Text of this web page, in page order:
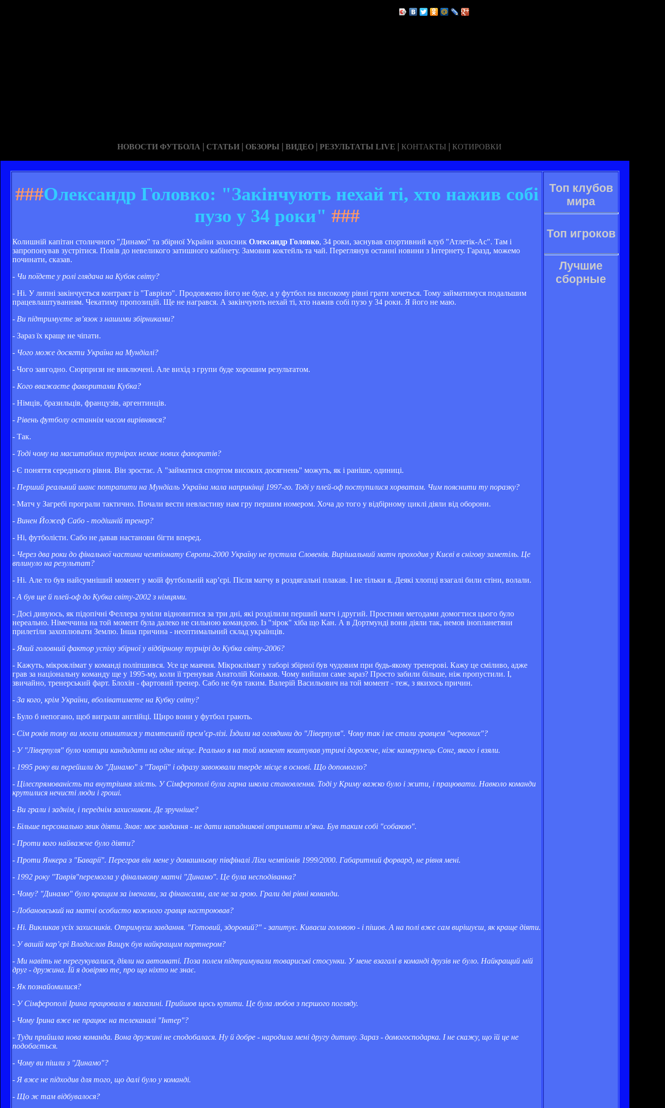
НОВОСТИ ФУТБОЛА | СТАТЬИ | ОБЗОРЫ | ВИДЕО | РЕЗУЛЬТАТЫ LIVE | КОНТАКТЫ | КОТИРОВКИ
###Олександр Головко: "Закінчують нехай ті, хто нажив собі
пузо у 34 роки" ###
Колишній капітан столичного "Динамо" та збірної України захисник Олександр Головко, 34 роки, заснував спортивний клуб "Атлетік-Ас". Там і
запропонував зустрітися. Повів до невеликого затишного кабінету. Замовив коктейль та чай. Переглянув останні новини з Інтернету. Гаразд, можемо
починати, сказав.
- Чи поїдете у ролі глядача на Кубок світу?
- Ні. У липні закінчується контракт із "Таврією". Продовжено його не буде, а у футбол на високому рівні грати хочеться. Тому займатимуся подальшим
працевлаштуванням. Чекатиму пропозицій. Ще не награвся. А закінчують нехай ті, хто нажив собі пузо у 34 роки. Я його не маю.
- Ви підтримуєте зв’язок з нашими збірниками?
- Зараз їх краще не чіпати.
- Чого може досягти Україна на Мундіалі?
- Чого завгодно. Сюрпризи не виключені. Але вихід з групи буде хорошим результатом.
- Кого вважаєте фаворитами Кубка?
- Німців, бразильців, французів, аргентинців.
- Рівень футболу останнім часом вирівнявся?
- Так.
- Тоді чому на масштабних турнірах немає нових фаворитів?
- Є поняття середнього рівня. Він зростає. А "займатися спортом високих досягнень" можуть, як і раніше, одиниці.
- Перший реальний шанс потрапити на Мундіаль Україна мала наприкінці 1997-го. Тоді у плей-оф поступилися хорватам. Чим пояснити ту поразку?
- Матч у Загребі програли тактично. Почали вести невластиву нам гру першим номером. Хоча до того у відбірному циклі діяли від оборони.
- Винен Йожеф Сабо - тодішній тренер?
- Ні, футболісти. Сабо не давав настанови бігти вперед.
- Через два роки до фінальної частини чемпіонату Європи-2000 Україну не пустила Словенія. Вирішальний матч проходив у Києві в снігову заметіль. Це
вплинуло на результат?
- Ні. Але то був найсумніший момент у моїй футбольній кар’єрі. Після матчу в роздягальні плакав. І не тільки я. Деякі хлопці взагалі били стіни, волали.
- А був ще й плей-оф до Кубка світу-2002 з німцями.
- Досі дивуюсь, як підопічні Феллера зуміли відновитися за три дні, які розділили перший матч і другий. Простими методами домогтися цього було
нереально. Німеччина на той момент була далеко не сильною командою. Із "зірок" хіба що Кан. А в Дортмунді вони діяли так, немов інопланетяни
прилетіли захоплювати Землю. Інша причина - неоптимальний склад українців.
- Який головний фактор успіху збірної у відбірному турнірі до Кубка світу-2006?
- Кажуть, мікроклімат у команді поліпшився. Усе це маячня. Мікроклімат у таборі збірної був чудовим при будь-якому тренерові. Кажу це сміливо, адже
грав за національну команду ще у 1995-му, коли її тренував Анатолій Коньков. Чому вийшли саме зараз? Просто забили більше, ніж пропустили. І,
звичайно, тренерський фарт. Блохін - фартовий тренер. Сабо не був таким. Валерій Васильович на той момент - теж, з якихось причин.
- За кого, крім України, вболіватимете на Кубку світу?
- Було б непогано, щоб виграли англійці. Щиро вони у футбол грають.
- Сім років тому ви могли опинитися у тамтешній прем’єр-лізі. Їздили на оглядини до "Ліверпуля". Чому так і не стали гравцем "червоних"?
- У "Ліверпуля" було чотири кандидати на одне місце. Реально я на той момент коштував утричі дорожче, ніж камерунець Сонг, якого і взяли.
- 1995 року ви перейшли до "Динамо" з "Таврії" і одразу завоювали тверде місце в основі. Що допомогло?
- Цілеспрямованість та внутрішня злість. У Сімферополі була гарна школа становлення. Тоді у Криму важко було і жити, і працювати. Навколо команди
крутилися нечисті люди і гроші.
- Ви грали і заднім, і переднім захисником. Де зручніше?
- Більше персонально звик діяти. Знав: моє завдання - не дати нападникові отримати м’яча. Був таким собі "собакою".
- Проти кого найважче було діяти?
- Проти Янкера з "Баварії". Переграв він мене у домашньому півфіналі Ліги чемпіонів 1999/2000. Габаритний форвард, не рівня мені.
- 1992 року "Таврія"перемогла у фінальному матчі "Динамо". Це була несподіванка?
- Чому? "Динамо" було кращим за іменами, за фінансами, але не за грою. Грали дві рівні команди.
- Лобановський на матчі особисто кожного гравця настроював?
- Ні. Викликав усіх захисників. Отримуєш завдання. "Готовий, здоровий?" - запитує. Киваєш головою - і пішов. А на полі вже сам вирішуєш, як краще діяти.
- У вашій кар’єрі Владислав Ващук був найкращим партнером?
- Ми навіть не перегукувалися, діяли на автоматі. Поза полем підтримували товариські стосунки. У мене взагалі в команді друзів не було. Найкращий мій
друг - дружина. Їй я довіряю те, про що ніхто не знає.
- Як познайомилися?
- У Сімферополі Ірина працювала в магазині. Прийшов щось купити. Це була любов з першого погляду.
- Чому Ірина вже не працює на телеканалі "Інтер"?
- Туди прийшла нова команда. Вона дружині не сподобалася. Ну й добре - народила мені другу дитину. Зараз - домогосподарка. І не скажу, що їй це не
подобається.
- Чому ви пішли з "Динамо"?
- Я вже не підходив для того, що далі було у команді.
- Що ж там відбувалося?
Топ клубов
мира
Топ игроков
Лучшие
сборные